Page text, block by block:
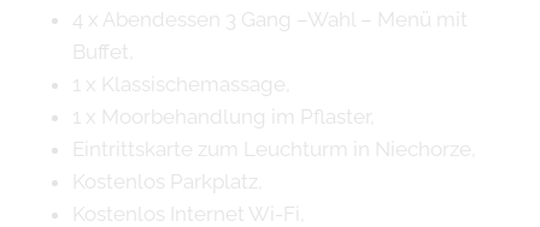
4 x Abendessen 3 Gang –Wahl – Menü mit
Buffet,
1 x Klassischemassage,
1 x Moorbehandlung im Pflaster,
Eintrittskarte zum Leuchturm in Niechorze,
Kostenlos Parkplatz,
Kostenlos Internet Wi-Fi,